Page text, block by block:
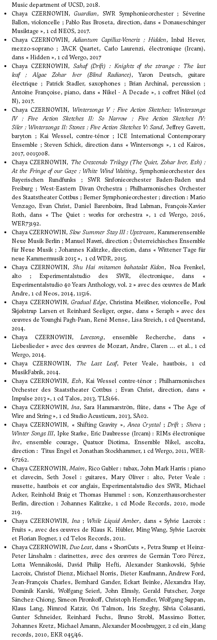
Music department of UCSD, 2018.
Chaya CZERNOWIN, Guardian, SWR Symphonieorchester ; Séverine
Ballon, violoncelle ; Pablo Rus Broseta, direction, dans « Donaueschinger
Musiktage », 1 cd NEOS, 2017.
Chaya CZERNOWIN,Adiantum Capillus-Veneris ; Hidden, Inbal Hever,
mezzo-soprano ; JACK Quartet, Carlo Laurenzi, électronique (Ircam),
dans « Hidden », 1 cd Wergo, 2017
Chaya CZERNOWIN, Sahaf (Drift) : Knights of the strange : The last
leaf ; Algae Zohar Iver (Blind Radiance), Yaron Deutsch, guitare
électrique ; Patrick Stadler, saxophones ; Brian Archinal, percussion ;
Antoine Françoise, piano, dans « Nikel - A Decade », 1 coffret Nikel (cd
N), 2017.
Chaya CZERNOWIN, Wintersongs V ; Five Action Sketches; Wintersongs
IV ; Five Action Sketches II: So Narrow ; Five Action Sketches IV:
Siler ; Wintersongs II: Stones ; Five Action Sketches V: Sand, Jeffrey Gavett,
baryton ; Kai Wessel, contre-ténor ; ICE International Contemporary
Ensemble ; Steven Schick, direction dans « Wintersongs », 1 cd Kairos,
2017, 0015008.
Chaya CZERNOWIN, The Crescendo Trilogy (The Quiet, Zohar Iver, Esh) ;
At the Fringe of our Gaze ; White Wind Waiting, Symphonieorchester des
Bayerischen Rundfunks ; SWR Sinfonieorchester Baden-Baden und
Freiburg ; West-Eastern Divan Orchestra ; Philharmonisches Orchester
des Staatstheater Cottbus ; Berner Symphonieorchester ; direction : Mario
Venzago, Evan Christ, Daniel Barenboim, Brad Lubman, François-Xavier
Roth, dans « The Quiet : works for orchestra », 1 cd Wergo, 2016,
WER73192.
Chaya CZERNOWIN,Slow Summer Stay III : Upstream, Kammerensemble
Neue Musik Berlin ; Manuel Nawri, direction ; Österreichisches Ensemble
für Neue Musik ; Johannes Kalitzke, direction, dans « Wittener Tage für
neue Kammermusik 2015 », 1 cd WDR, 2015.
Chaya CZERNOWIN, Shu Hai mitamen bahatalat Kidon, Noa Frenkel,
alto ; Experimentalstudio des SWR, électronique, dans «
Experimentalstudio 40 Years Anthology, vol. 2 » avec des œuvres de Mark
Andre, 1 cd Neos, 2014, 11516.
Chaya CZERNOWIN, Gradual Edge, Christina Meißner, violoncelle, Poul
Skjølstrup Larsen et Reinhard Seeliger, orgue, dans « Seraph » avec des
œuvres de Younghi Pagh-Paan, René Mense, Lisa Streich, 1 cd Querstand,
2014.
Chaya CZERNOWIN,Lovesong, ensemble Recherche, dans «
Liebeslieder » avec des œuvres de Mozart, Andre, Claren ... et al., 1 cd
Wergo, 2014.
Chaya CZERNOWIN, The Last Leaf, Peter Veale, hautbois, 1 cd
MusikFabrik, 2014.
Chaya CZERNOWIN, Esh, Kai Wessel contre-ténor ; Philharmonisches
Orchester des Staatstheater Cottbus ; Evan Christ, direction, dans «
Impulse 2013 », 1 cd Talos, 2013, TLS166.
Chaya CZERNOWIN, Ina, Sara Hammarströn, flûte, dans « The Age of
Wire and String », 1 cd Studio Acusticum, 2013, SA02.
Chaya CZERNOWIN, « Shifting Gravity »,Anea Crystal;Drift ; Sheva;
Winter Songs III, Ipke Starke, Eric Daubresse (Ircam) : RIMs électronique
live, ensemble courage, Quatuor Diotima, Ensemble Nikel, ascolta,
direction : Titus Engel et Jonathan Stockhammer, 1 cd Wergo, 2011, WER-
67262.
Chaya CZERNOWIN,Maim, Rico Gubler : tubax, John Mark Harris : piano
et clavecin, Seth Josel : guitares, Mary Oliver : alto, Peter Veale :
musette, hautbois et cor anglais, Experimentalstudio des SWR, Michael
Acker, Reinhold Braig et Thomas Hummel : son, Konzerthausorchester
Berlin, direction : Johannes Kalitzke, 1 cd Mode Records, 2010, mode
219.
Chaya CZERNOWIN, Ina; While Liquid Amber, dans « Sylvie Lacroix :
Fruits », avec des œuvres de Klaus K. Hübler, Ming Wang, Sylvie Lacroix
et Florian Bogner, 1 cd Telos Records, 2011.
Chaya CZERNOWIN, Duo Leat, dans « ShortCuts », Petra Stump et Heinz-
Peter Linshalm : clarinettes, avec des œuvres de Germán Toro Pérez,
Lotta Wennäkoski, David Philip Hefti, Alexander Stankovski, Sylvie
Lacroix, Christof Dienz, Michael Norris, Dieter Kaufmann, Andrew Ford,
Jean-François Charles, Bernhard Gander, Eckart Beinke, Alexandra Hay,
Dominik Karski, Wolfgang Seierl, John Elmsly, Gerald Futscher, Jorge
Sánchez-Chiong, Simeon Pironkoff, Christoph Herndler, Wolfgang Suppan,
Klaus Lang, Nimrod Katzir, Ori Talmon, Iris Szeghy, Silvia Colasanti,
Gunter Schneider, Reinhard Fuchs, Bruno Strobl, Massimo Botter,
Johannes Kretz, Michael Amann, Alexander Moosbrugger, 2 cd ein_klang
records, 2010, EKR 045/46.